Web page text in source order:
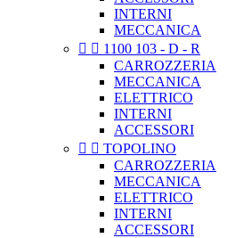
INTERNI
MECCANICA
  1100 103 - D - R
CARROZZERIA
MECCANICA
ELETTRICO
INTERNI
ACCESSORI
  TOPOLINO
CARROZZERIA
MECCANICA
ELETTRICO
INTERNI
ACCESSORI